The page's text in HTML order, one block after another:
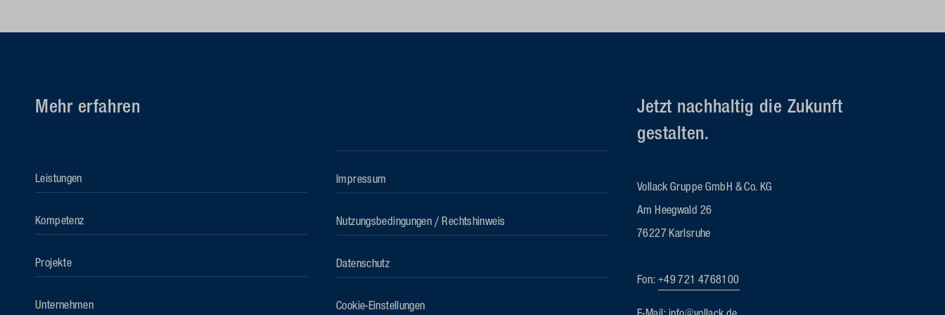
Mehr erfahren
Leistungen
Kompetenz
Projekte
Unternehmen
Impressum
Nutzungsbedingungen / Rechtshinweis
Datenschutz
Cookie-Einstellungen
Jetzt nachhaltig die Zukunft
gestalten.
Vollack Gruppe GmbH & Co. KG
Am Heegwald 26
76227 Karlsruhe
Fon: +49 721 4768100